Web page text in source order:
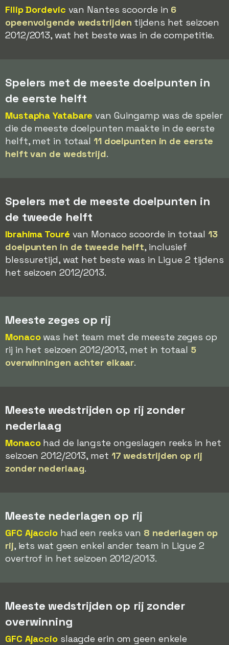
Filip Dordevic van Nantes scoorde in 6
opeenvolgende wedstrijden tijdens het seizoen
2012/2013, wat het beste was in de competitie.
Spelers met de meeste doelpunten in
de eerste helft
Mustapha Yatabare van Guingamp was de speler
die de meeste doelpunten maakte in de eerste
helft, met in totaal 11 doelpunten in de eerste
helft van de wedstrijd.
Spelers met de meeste doelpunten in
de tweede helft
Ibrahima Touré van Monaco scoorde in totaal 13
doelpunten in de tweede helft, inclusief
blessuretijd, wat het beste was in Ligue 2 tijdens
het seizoen 2012/2013.
Meeste zeges op rij
Monacowas het team met de meeste zeges op
rij in het seizoen 2012/2013, met in totaal 5
overwinningen achter elkaar.
Meeste wedstrijden op rij zonder
nederlaag
Monacohad de langste ongeslagen reeks in het
seizoen 2012/2013, met 17 wedstrijden op rij
zonder nederlaag.
Meeste nederlagen op rij
GFC Ajacciohad een reeks van 8 nederlagen op
rij, iets wat geen enkel ander team in Ligue 2
overtrof in het seizoen 2012/2013.
Meeste wedstrijden op rij zonder
overwinning
GFC Ajaccioslaagde erin om geen enkele